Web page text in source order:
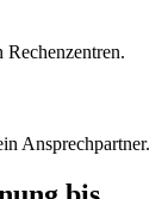
Ansprechpartner.